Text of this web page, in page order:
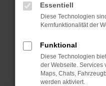
können das Laden
verhindern.
anderen Browser
Fenster?
Starte dein Gerät
Das kann
Probleme zu
Essentiell
Diese Technologien
Kernfunktionalität der
Funktional
Diese Technologien
der Webseite. Services
Maps, Chats,
werden aktiviert.